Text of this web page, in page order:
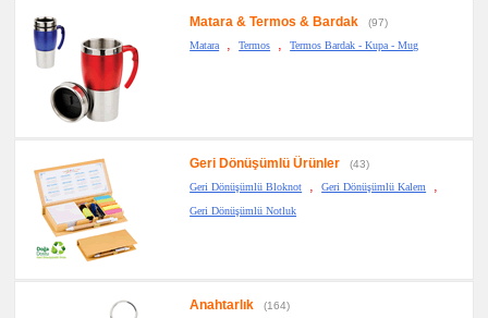
Matara & Termos & Bardak
(97)
Matara
, Termos , Termos Bardak - Kupa - Mug
Geri Dönüşümlü Ürünler
(43)
Geri Dönüşümlü Bloknot
, Geri Dönüşümlü Kalem ,
Geri Dönüşümlü Notluk
Anahtarlık
(164)
Termos
&
Bardak
promosyon
Geri
Dönüşümlü
promosyon
Anahtarlık
promosyon
Hesap
Makinesi
promosyon
Makyaj